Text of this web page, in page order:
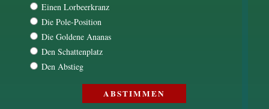
Einen Lorbeerkranz
Die Pole-Position
Die Goldene Ananas
Den Schattenplatz
Den Abstieg